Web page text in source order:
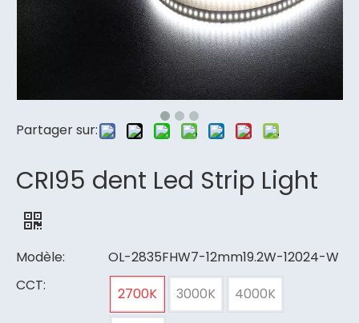
Partager sur:
CRI95 dent Led Strip Light
Modèle:
OL-2835FHW7-12mm19.2W-12024-W
CCT:
2700K 3000K 4000K